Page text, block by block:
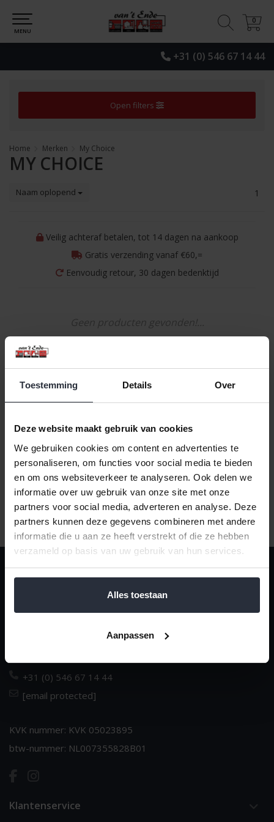
Toestemming Details Over
Deze website maakt gebruik van cookies
We gebruiken cookies om content en advertenties te
personaliseren, om functies voor social media te bieden
en om ons websiteverkeer te analyseren. Ook delen we
informatie over uw gebruik van onze site met onze
partners voor social media, adverteren en analyse. Deze
partners kunnen deze gegevens combineren met andere
informatie die u aan ze heeft verstrekt of die ze hebben
verzameld op basis van uw gebruik van hun services.
Alles toestaan
Aanpassen
+31 (0) 546 67 14 44
0
0
MENU
Open filters
Home Merken My Choice
MY CHOICE
Naam oplopend 1
Veilig achteraf betalen, tot 14 dagen na aankoop
Gratis verzending vanaf €60,=
Eenvoudig retour, 30 dagen bedenktijd
Geen producten gevonden!...
Naam oplopend 1
van 't Ende
Dè huishoudspecialist sinds 1970
NL-7683 BJ Den Ham
+31 (0) 546 67 14 44
[email protected]
KVK nummer: KVK 05023895
btw-nummer: NL007355828B01
Klantenservice